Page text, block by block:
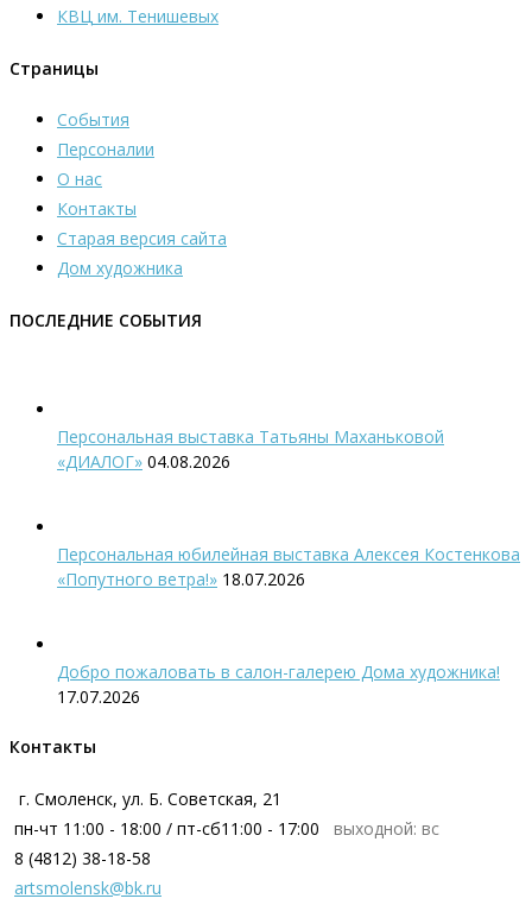
КВЦ им. Тенишевых
Страницы
События
Персоналии
О нас
Контакты
Старая версия сайта
Дом художника
ПОСЛЕДНИЕ СОБЫТИЯ
Персональная выставка Татьяны Маханьковой
«ДИАЛОГ» 04.08.2026
Персональная юбилейная выставка Алексея Костенкова
«Попутного ветра!» 18.07.2026
Добро пожаловать в салон-галерею Дома художника!
17.07.2026
Контакты
г. Смоленск, ул. Б. Советская, 21
пн-чт 11:00 - 18:00 / пт-сб11:00 - 17:00
выходной: вс
8 (4812) 38-18-58
artsmolensk@bk.ru